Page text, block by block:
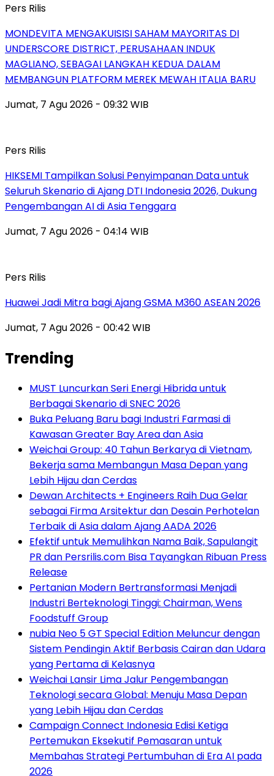
Pers Rilis
MONDEVITA MENGAKUISISI SAHAM MAYORITAS DI
UNDERSCORE DISTRICT, PERUSAHAAN INDUK
MAGLIANO, SEBAGAI LANGKAH KEDUA DALAM
MEMBANGUN PLATFORM MEREK MEWAH ITALIA BARU
Jumat, 7 Agu 2026 - 09:32 WIB
Pers Rilis
HIKSEMI Tampilkan Solusi Penyimpanan Data untuk
Seluruh Skenario di Ajang DTI Indonesia 2026, Dukung
Pengembangan AI di Asia Tenggara
Jumat, 7 Agu 2026 - 04:14 WIB
Pers Rilis
Huawei Jadi Mitra bagi Ajang GSMA M360 ASEAN 2026
Jumat, 7 Agu 2026 - 00:42 WIB
Trending
MUST Luncurkan Seri Energi Hibrida untuk
Berbagai Skenario di SNEC 2026
Buka Peluang Baru bagi Industri Farmasi di
Kawasan Greater Bay Area dan Asia
Weichai Group: 40 Tahun Berkarya di Vietnam,
Bekerja sama Membangun Masa Depan yang
Lebih Hijau dan Cerdas
Dewan Architects + Engineers Raih Dua Gelar
sebagai Firma Arsitektur dan Desain Perhotelan
Terbaik di Asia dalam Ajang AADA 2026
Efektif untuk Memulihkan Nama Baik, Sapulangit
PR dan Persrilis.com Bisa Tayangkan Ribuan Press
Release
Pertanian Modern Bertransformasi Menjadi
Industri Berteknologi Tinggi: Chairman, Wens
Foodstuff Group
nubia Neo 5 GT Special Edition Meluncur dengan
Sistem Pendingin Aktif Berbasis Cairan dan Udara
yang Pertama di Kelasnya
Weichai Lansir Lima Jalur Pengembangan
Teknologi secara Global: Menuju Masa Depan
yang Lebih Hijau dan Cerdas
Campaign Connect Indonesia Edisi Ketiga
Pertemukan Eksekutif Pemasaran untuk
Membahas Strategi Pertumbuhan di Era AI pada
2026